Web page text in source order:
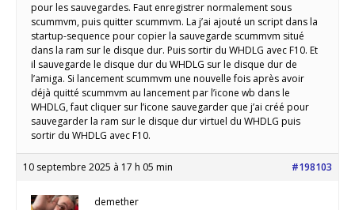
pour les sauvegardes. Faut enregistrer normalement sous
scummvm, puis quitter scummvm. La j’ai ajouté un script dans la
startup-sequence pour copier la sauvegarde scummvm situé
dans la ram sur le disque dur. Puis sortir du WHDLG avec F10. Et
il sauvegarde le disque dur du WHDLG sur le disque dur de
l’amiga. Si lancement scummvm une nouvelle fois après avoir
déjà quitté scummvm au lancement par l’icone wb dans le
WHDLG, faut cliquer sur l’icone sauvegarder que j’ai créé pour
sauvegarder la ram sur le disque dur virtuel du WHDLG puis
sortir du WHDLG avec F10.
10 septembre 2025 à 17 h 05 min #198103
demether